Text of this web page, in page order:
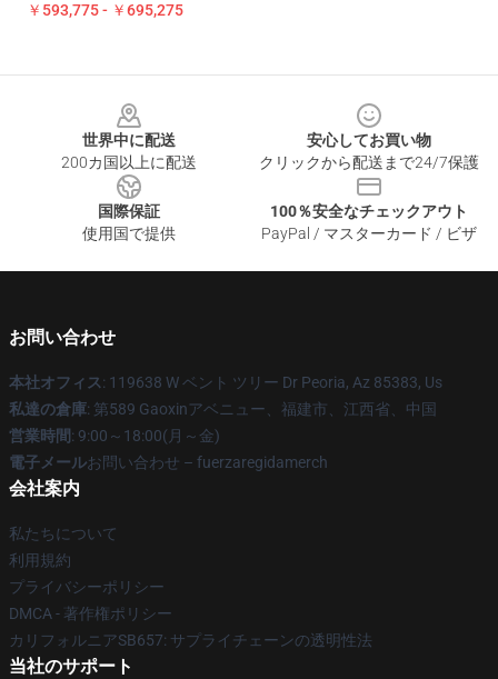
￥593,775 - ￥695,275
世界中に配送
200カ国以上に配送
安心してお買い物
クリックから配送まで24/7保護
国際保証
使用国で提供
100％安全なチェックアウト
PayPal / マスターカード / ビザ
お問い合わせ
本社オフィス: 119638 W ベント ツリー Dr Peoria, Az 85383, Us
私達の倉庫: 第589 Gaoxinアベニュー、福建市、江西省、中国
営業時間: 9:00～18:00(月～金)
電子メールお問い合わせ – fuerzaregidamerch
会社案内
私たちについて
利用規約
プライバシーポリシー
DMCA - 著作権ポリシー
カリフォルニアSB657: サプライチェーンの透明性法
当社のサポート